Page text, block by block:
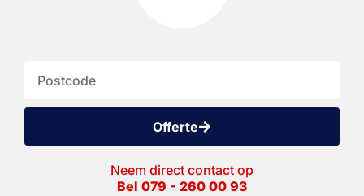
Offerte
Neem direct contact op
Bel 079 - 260 00 93